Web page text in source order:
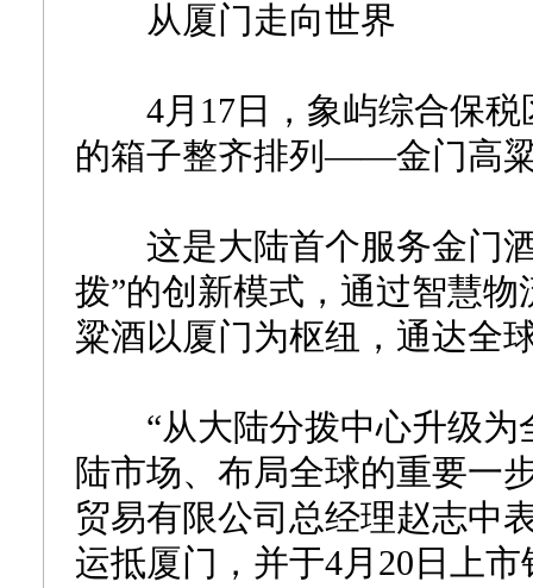
从厦门走向世界
4月17日，象屿综合保税
的箱子整齐排列——金门高
这是大陆首个服务金门酒
拨”的创新模式，通过智慧
粱酒以厦门为枢纽，通达全
“从大陆分拨中心升级为
陆市场、布局全球的重要一
贸易有限公司总经理赵志中
运抵厦门，并于4月20日上